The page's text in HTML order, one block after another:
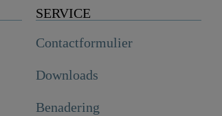
SERVICE
Contactformulier
Downloads
Benadering